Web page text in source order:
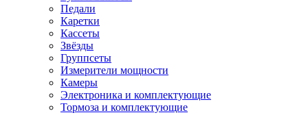
Педали
Каретки
Кассеты
Звёзды
Группсеты
Измерители мощности
Камеры
Электроника и комплектующие
Тормоза и комплектующие